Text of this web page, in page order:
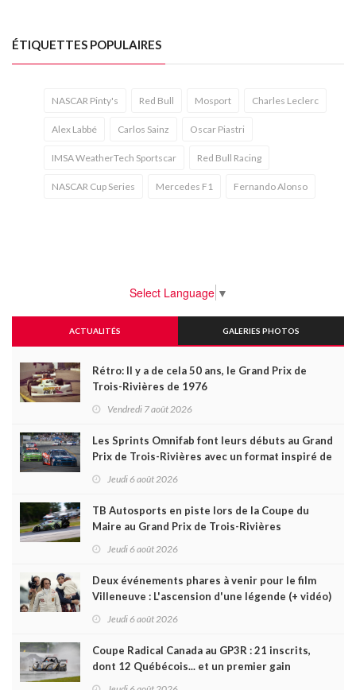
ÉTIQUETTES POPULAIRES
NASCAR Pinty's Red Bull Mosport Charles Leclerc
Alex Labbé Carlos Sainz Oscar Piastri
IMSA WeatherTech Sportscar Red Bull Racing
NASCAR Cup Series Mercedes F1 Fernando Alonso
Select Language ▼
ACTUALITÉS GALERIES PHOTOS
Rétro: Il y a de cela 50 ans, le Grand Prix de
Trois-Rivières de 1976
Vendredi 7 août 2026
Les Sprints Omnifab font leurs débuts au Grand
Prix de Trois-Rivières avec un format inspiré de
Jeudi 6 août 2026
TB Autosports en piste lors de la Coupe du
Maire au Grand Prix de Trois-Rivières
Jeudi 6 août 2026
Deux événements phares à venir pour le film
Villeneuve : L'ascension d'une légende (+ vidéo)
Jeudi 6 août 2026
Coupe Radical Canada au GP3R : 21 inscrits,
dont 12 Québécois... et un premier gain